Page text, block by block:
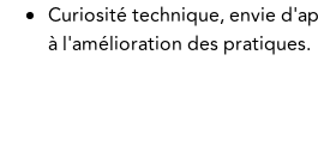
Curiosité technique, envie
à l'amélioration des pratiques.